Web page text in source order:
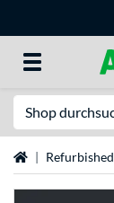
StartseiteRefurbished